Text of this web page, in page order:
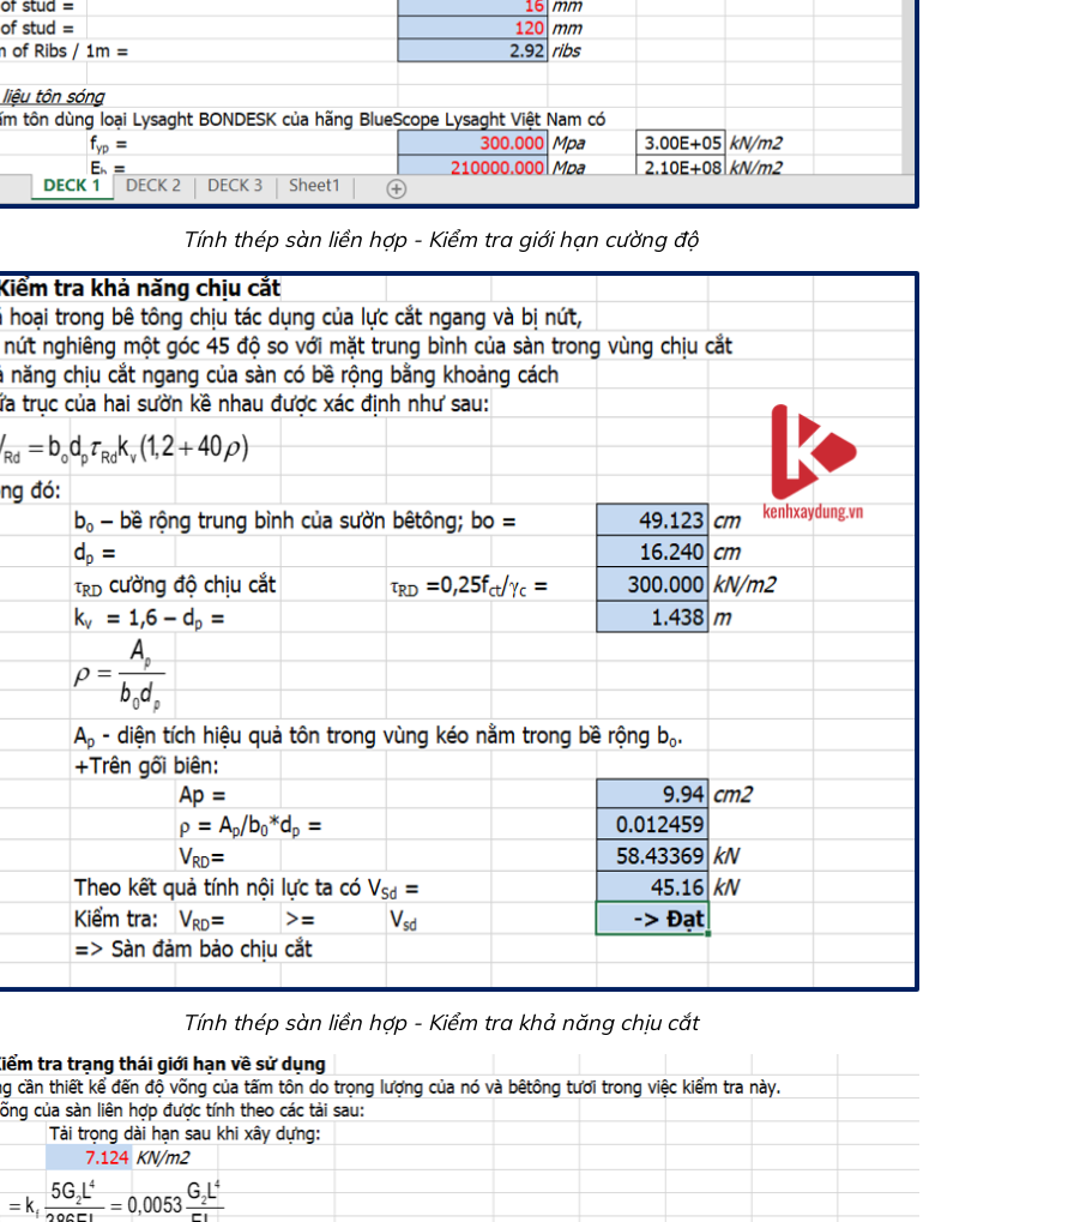
Tính thép sàn liền hợp - Kiểm tra giới hạn cường độ
Tính thép sàn liền hợp - Kiểm tra khả năng chịu cắt